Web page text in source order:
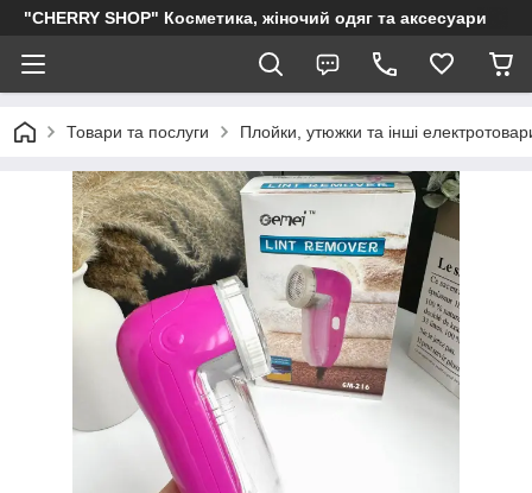
"CHERRY SHOP" Косметика, жіночий одяг та аксесуари
Товари та послуги Плойки, утюжки та інші